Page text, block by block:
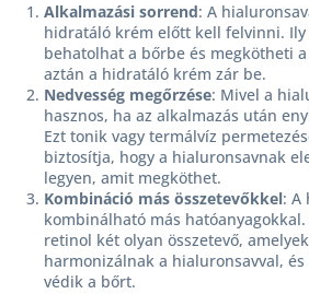
Alkalmazási sorrend: A
hidratáló krém előtt kell felvinni. Ily
behatolhat a bőrbe és megkötheti
aztán a hidratáló krém zár be.
Nedvesség megőrzése: Mivel a
hasznos, ha az alkalmazás után
Ezt tonik vagy termálvíz
biztosítja, hogy a hialuronsavnak
legyen, amit megköthet.
Kombináció más összetevőkkel: A
kombinálható más hatóanyagokkal.
retinol két olyan összetevő,
harmonizálnak a hialuronsavval,
védik a bőrt.